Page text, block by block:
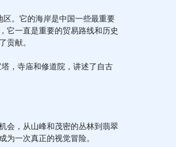
。它的海岸是中国一些最重要
它一直是重要的贸易路线和历史
献。
，寺庙和修道院，讲述了自古
会，从山峰和茂密的丛林到翡翠
一次真正的视觉冒险。